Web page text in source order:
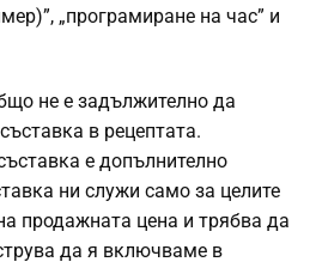
„програмиране на час” и
не е задължително да
в рецептата.
е допълнително
ни служи само за целите
продажната цена и трябва да
да я включваме в